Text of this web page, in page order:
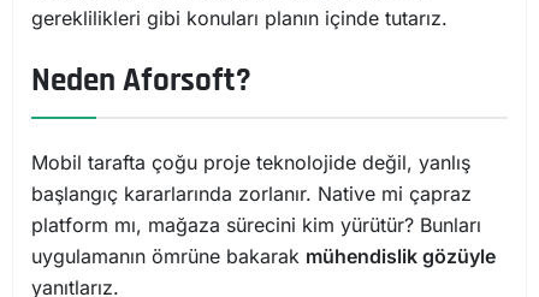
gereklilikleri gibi konuları planın içinde tutarız.
Neden Aforsoft?
Mobil tarafta çoğu proje teknolojide değil, yanlış
başlangıç kararlarında zorlanır. Native mi çapraz
platform mı, mağaza sürecini kim yürütür? Bunları
uygulamanın ömrüne bakarak mühendislik gözüyle
yanıtlarız.